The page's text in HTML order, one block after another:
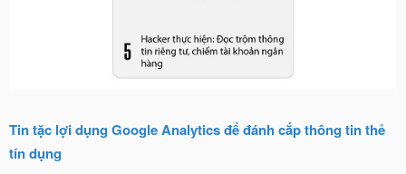
Tin tặc lợi dụng Google Analytics để đánh cắp thông tin thẻ
tín dụng